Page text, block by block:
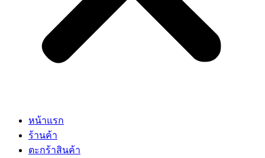
หน้าแรก
ร้านค้า
ตะกร้าสินค้า